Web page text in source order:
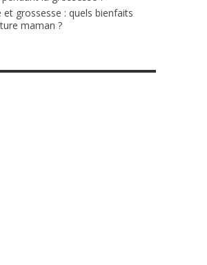
et grossesse : quels bienfaits
maman ?